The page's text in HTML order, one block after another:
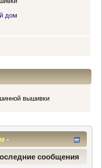
дом
вышивки
-
сообщения